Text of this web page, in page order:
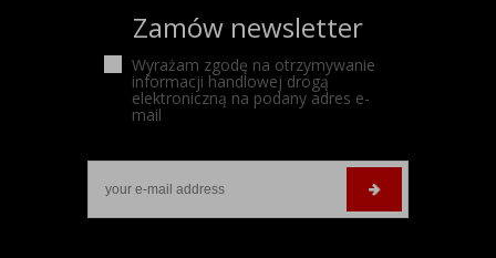
Zamów newsletter
Wyrażam zgodę na otrzymywanie
informacji handlowej drogą
elektroniczną na podany adres e-
mail